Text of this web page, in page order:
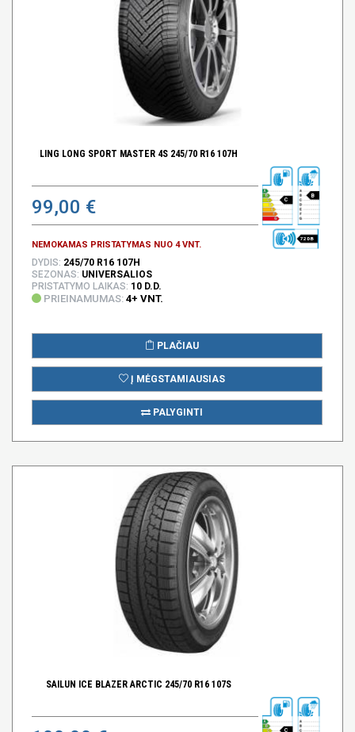
LING LONG SPORT MASTER 4S 245/70 R16 107H
99,00 €
NEMOKAMAS PRISTATYMAS NUO 4 VNT.
C
B
72 DB
DYDIS: 245/70 R16 107H
SEZONAS: UNIVERSALIOS
PRISTATYMO LAIKAS: 10 D.D.
PRIEINAMUMAS: 4+ VNT.
PLAČIAU
Į MĖGSTAMIAUSIAS
PALYGINTI
SAILUN ICE BLAZER ARCTIC 245/70 R16 107S
C